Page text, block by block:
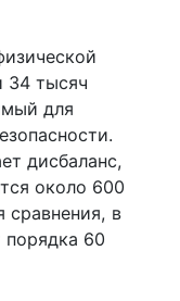
34 тысяч
для
дисбаланс,
около 600
сравнения, в
порядка 60